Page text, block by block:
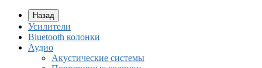
Назад
Усилители
Bluetooth колонки
Аудио
Акустические системы